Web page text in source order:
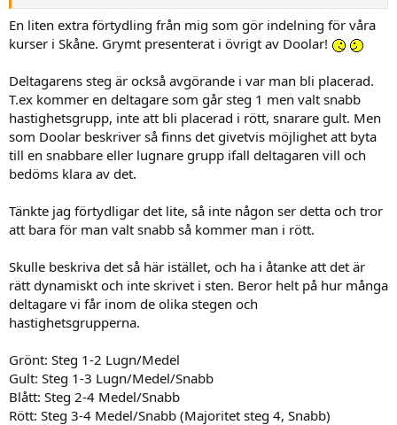
En liten extra förtydling från mig som gör indelning för våra
kurser i Skåne. Grymt presenterat i övrigt av Doolar!
Deltagarens steg är också avgörande i var man bli placerad.
T.ex kommer en deltagare som går steg 1 men valt snabb
hastighetsgrupp, inte att bli placerad i rött, snarare gult. Men
som Doolar beskriver så finns det givetvis möjlighet att byta
till en snabbare eller lugnare grupp ifall deltagaren vill och
bedöms klara av det.
Tänkte jag förtydligar det lite, så inte någon ser detta och tror
att bara för man valt snabb så kommer man i rött.
Skulle beskriva det så här istället, och ha i åtanke att det är
rätt dynamiskt och inte skrivet i sten. Beror helt på hur många
deltagare vi får inom de olika stegen och
hastighetsgrupperna.
Grönt: Steg 1-2 Lugn/Medel
Gult: Steg 1-3 Lugn/Medel/Snabb
Blått: Steg 2-4 Medel/Snabb
Rött: Steg 3-4 Medel/Snabb (Majoritet steg 4, Snabb)